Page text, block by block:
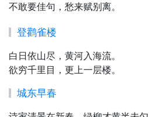
不敢要佳句，愁来赋别离。
登鹳雀楼
白日依山尽，黄河入海流。
欲穷千里目，更上一层楼。
城东早春